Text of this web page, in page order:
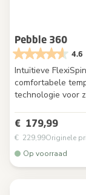
Pebble 360
4.6
Intuïtieve
comfortabele
technologie voor
€ 179,99
€ 229,99Originele
Op voorraad